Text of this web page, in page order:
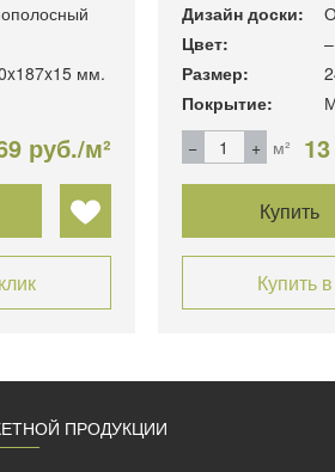
мм.
руб./м²
Дизайн доски:
Цвет:
–
Размер:
Покрытие:
м²
Купить
Купить
ПРОДУКЦИИ